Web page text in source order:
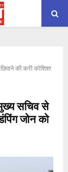
की करी कोशिश!
सचिव से
जोन को